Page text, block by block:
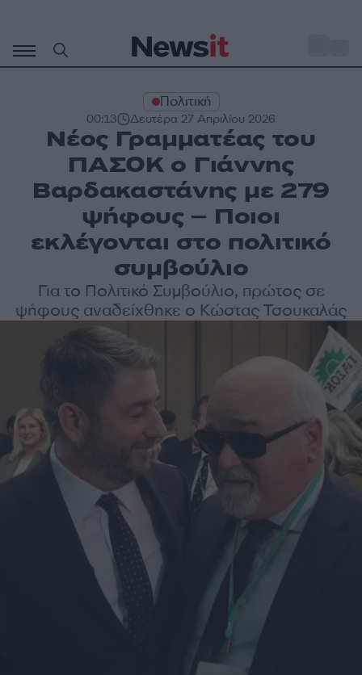
περιεχόμενο
Πολιτική
00:13 Δευτέρα 27 Απριλίου 2026
Νέος Γραμματέας του
ΠΑΣΟΚ ο Γιάννης
Βαρδακαστάνης με 279
ψήφους – Ποιοι
εκλέγονται στο πολιτικό
συμβούλιο
Για το Πολιτικό Συμβούλιο, πρώτος σε
ψήφους αναδείχθηκε ο Κώστας Τσουκαλάς